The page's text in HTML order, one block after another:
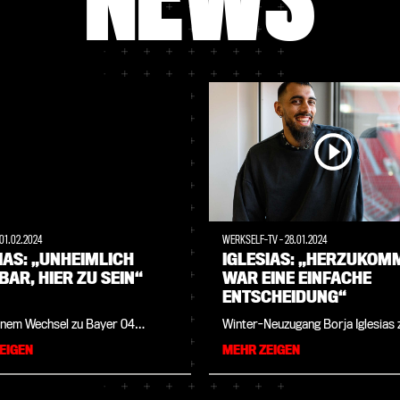
01.02.2024
„UNHEIMLICH
HIER ZU SEIN“
Wechsel zu Bayer 04
die ersten
Jetzt stellte sich der
WERKSELF-TV-28.01.2024
IGLESIAS:
WAR EINE EINFACHE
ENTSCHEIDUNG“
Winter-Neuzugang Borja Iglesias
Werkself-TV begeistert von den
ehemaligen Werkself-Profi er vor
MEHR ZEIGEN